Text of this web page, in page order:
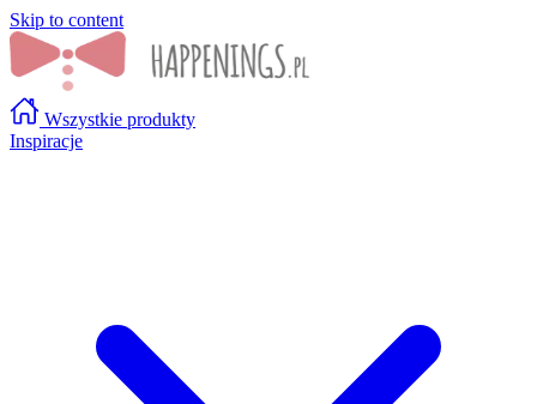
Skip to content
Wszystkie produkty
Inspiracje